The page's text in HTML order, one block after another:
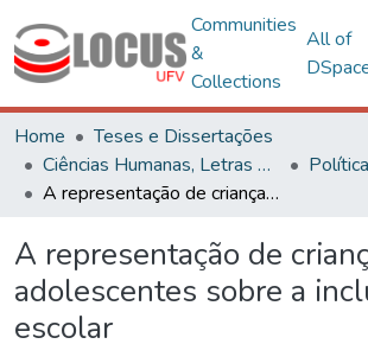
Communities
&
Collections
All of
Home
Teses e Dissertações
Ciências Humanas, Letras e Artes
A representação de crianças e adolescentes sobre a inclusão escolar
A representação de
adolescentes sobre a
escolar